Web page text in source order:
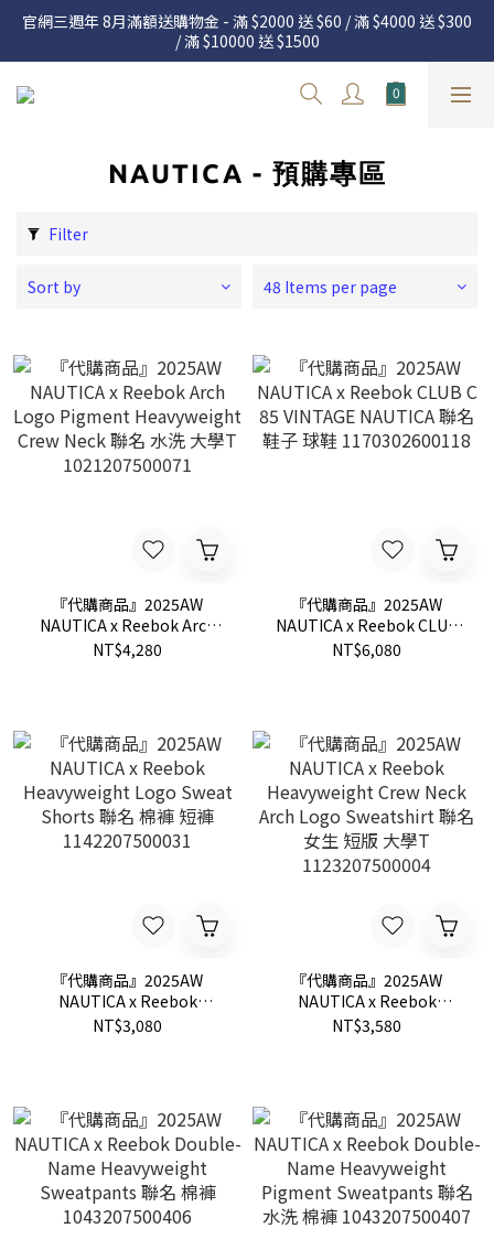
官網三週年 8月滿額送購物金 - 滿 $2000 送 $60 / 滿 $4000 送 $300
/ 滿 $10000 送 $1500
官網三週年 8月滿額送購物金 - 滿 $2000 送 $60 / 滿 $4000 送 $300
/ 滿 $10000 送 $1500
7.22 – 8.13 日本連線中，絕對讓你買到爆
NAUTICA - 預購專區
Filter
Sort by 48 Items per page
『代購商品』2025AW
NAUTICA x Reebok Arch
Logo Pigment
NT$4,280
『代購商品』2025AW
NAUTICA x Reebok CLUB
C 85 VINTAGE NAUTICA 聯
NT$6,080
『代購商品』2025AW
NAUTICA x Reebok
Heavyweight Logo Sweat
NT$3,080
『代購商品』2025AW
NAUTICA x Reebok
Heavyweight Crew Neck
NT$3,580